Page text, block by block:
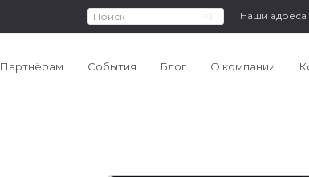
Наши адреса
Поиск Отправить
Партнёрам События Блог О компании